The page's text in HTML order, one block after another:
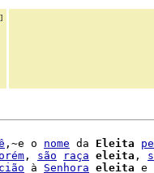
]
,~e o nome da Eleita
, são raça eleita ,
à Senhora eleita e